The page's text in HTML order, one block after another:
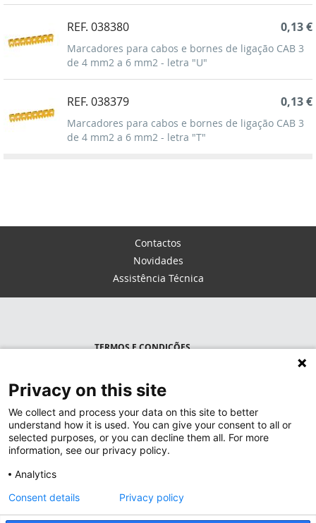
REF. 038380
Marcadores para cabos e bornes de ligação CAB 3
de 4 mm2 a 6 mm2 - letra "U"
0,13 €
REF. 038379
Marcadores para cabos e bornes de ligação CAB 3
de 4 mm2 a 6 mm2 - letra "T"
0,13 €
Contactos
Novidades
Assistência Técnica
TERMOS E CONDIÇÕES
LEGRAND PORTUGAL
GRUPO LEGRAND NO MUNDO
Privacy on this site
We collect and process your data on this site to better
understand how it is used. You can give your consent to all or
selected purposes, or you can decline them all. For more
information, see our privacy policy.
Analytics
Consent details
Privacy policy